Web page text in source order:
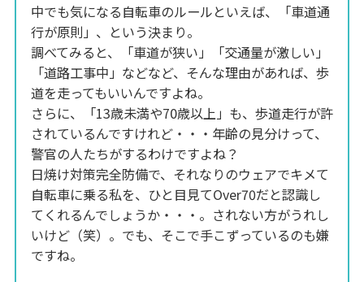
中でも気になる自転車のルールといえば、「車道通
行が原則」、という決まり。
調べてみると、「車道が狭い」「交通量が激しい」
「道路工事中」などなど、そんな理由があれば、歩
道を走ってもいいんですよね。
さらに、「13歳未満や70歳以上」も、歩道走行が許
されているんですけれど・・・年齢の見分けって、
警官の人たちがするわけですよね？
日焼け対策完全防備で、それなりのウェアでキメて
自転車に乗る私を、ひと目見てOver70だと認識し
てくれるんでしょうか・・・。されない方がうれし
いけど（笑）。でも、そこで手こずっているのも嫌
ですね。